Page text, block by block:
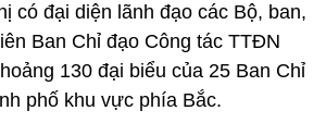
có đại diện lãnh đạo các Bộ, ban,
Ban Chỉ đạo Công tác TTĐN
130 đại biểu của 25 Ban Chỉ
phố khu vực phía Bắc.